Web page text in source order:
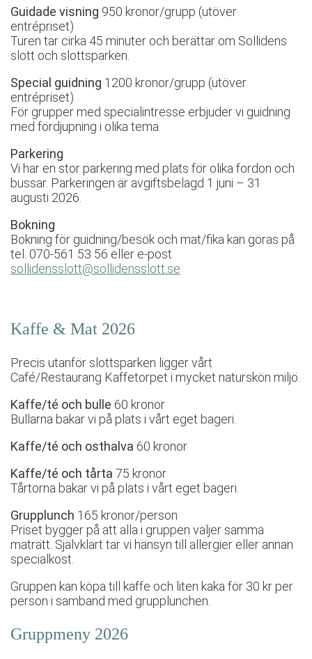
Guidade visning 950 kronor/grupp (utöver
entrépriset)
Turen tar cirka 45 minuter och berättar om Sollidens
slott och slottsparken.
Special guidning 1200 kronor/grupp (utöver
entrépriset)
För grupper med specialintresse erbjuder vi guidning
med fördjupning i olika tema.
Parkering
Vi har en stor parkering med plats för olika fordon och
bussar. Parkeringen är avgiftsbelagd 1 juni – 31
augusti 2026.
Bokning
Bokning för guidning/besök och mat/fika kan göras på
tel. 070-561 53 56 eller e-post
sollidensslott@sollidensslott.se
Kaffe & Mat 2026
Precis utanför slottsparken ligger vårt
Café/Restaurang Kaffetorpet i mycket naturskön miljö.
Kaffe/té och bulle 60 kronor
Bullarna bakar vi på plats i vårt eget bageri.
Kaffe/té och osthalva 60 kronor
Kaffe/té och tårta 75 kronor
Tårtorna bakar vi på plats i vårt eget bageri.
Grupplunch 165 kronor/person
Priset bygger på att alla i gruppen väljer samma
maträtt. Självklart tar vi hänsyn till allergier eller annan
specialkost.
Gruppen kan köpa till kaffe och liten kaka för 30 kr per
person i samband med grupplunchen.
Gruppmeny 2026